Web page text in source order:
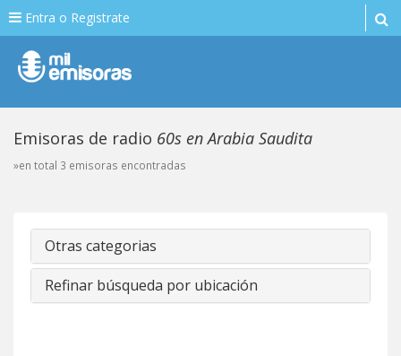
Entra o Registrate
Emisoras de radio 60s en Arabia Saudita
»en total 3 emisoras encontradas
Otras categorias
Refinar búsqueda por ubicación